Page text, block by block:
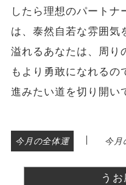
したら理想のパートナ
は、泰然自若な雰囲気
溢れるあなたは、周り
もより勇敢になれるの
進みたい道を切り開い
今月の全体運 | 今月
う